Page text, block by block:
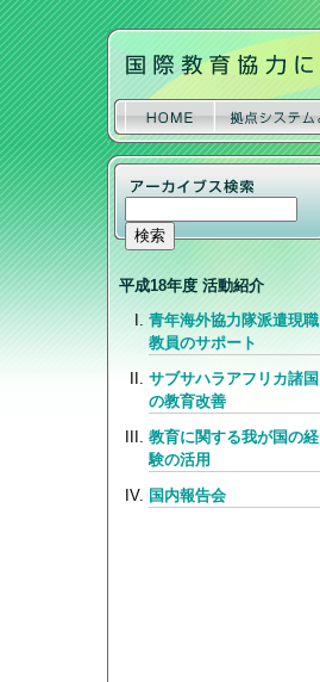
平成18年度 活動紹介
青年海外協力隊派遣現職
教員のサポート
サブサハラアフリカ諸国
の教育改善
教育に関する我が国の経
験の活用
国内報告会